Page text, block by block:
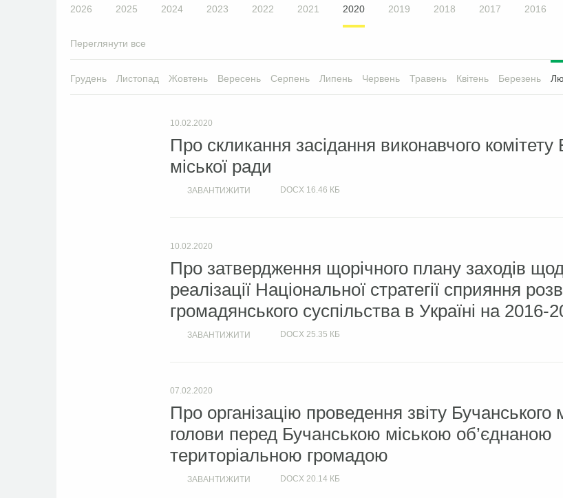
2026 2025 2024 2023 2022 2021 2020 2019 2018 2017 2016
Переглянути все
Грудень Листопад Жовтень Вересень Серпень Липень Червень Травень Квітень Березень
10.02.2020
Про скликання засідання виконавчого комітету
міської ради
ЗАВАНТИЖИТИ DOCX 16.46 КБ
10.02.2020
Про затвердження щорічного плану заходів
реалізації Національної стратегії сприяння
громадянського суспільства в Україні на 2016-
ЗАВАНТИЖИТИ DOCX 25.35 КБ
07.02.2020
Про організацію проведення звіту Бучанського
голови перед Бучанською міською об’єднаною
територіальною громадою
ЗАВАНТИЖИТИ DOCX 20.14 КБ